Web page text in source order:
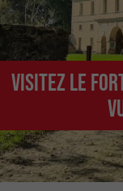
Visitez le